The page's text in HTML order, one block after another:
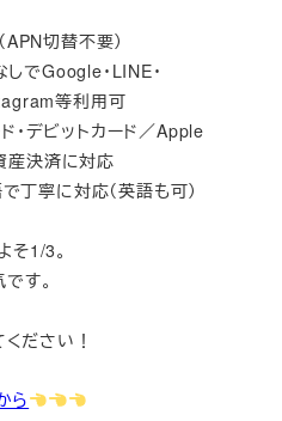
切替不要）
でGoogle・LINE・
等利用可
・デビットカード／Apple
決済に対応
丁寧に対応（英語も可）
1/3。
す。
ださい！
ら